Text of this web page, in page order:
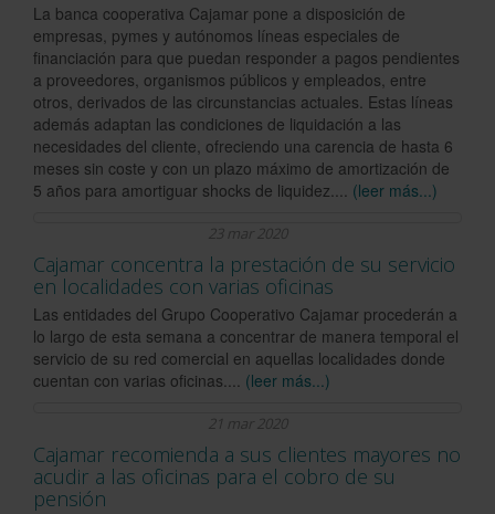
La banca cooperativa Cajamar pone a disposición de
empresas, pymes y autónomos líneas especiales de
financiación para que puedan responder a pagos pendientes
a proveedores, organismos públicos y empleados, entre
otros, derivados de las circunstancias actuales. Estas líneas
además adaptan las condiciones de liquidación a las
necesidades del cliente, ofreciendo una carencia de hasta 6
meses sin coste y con un plazo máximo de amortización de
5 años para amortiguar shocks de liquidez.... (leer más...)
23 mar 2020
Cajamar concentra la prestación de su servicio
en localidades con varias oficinas
Las entidades del Grupo Cooperativo Cajamar procederán a
lo largo de esta semana a concentrar de manera temporal el
servicio de su red comercial en aquellas localidades donde
cuentan con varias oficinas.... (leer más...)
21 mar 2020
Cajamar recomienda a sus clientes mayores no
acudir a las oficinas para el cobro de su
pensión